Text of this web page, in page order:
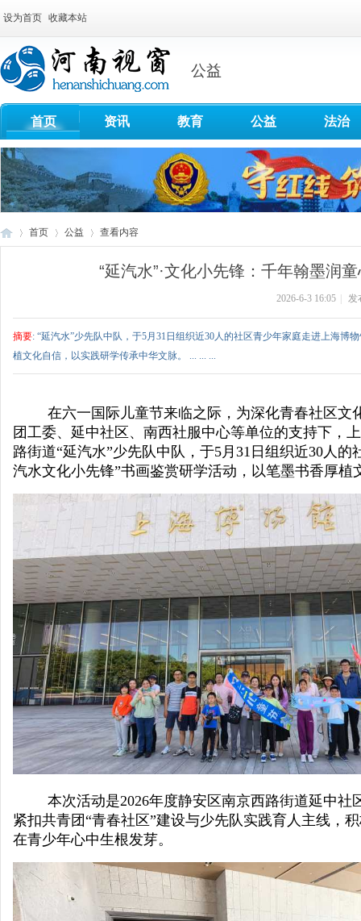
设为首页 收藏本站
公益
首页 资讯 教育 公益 法治
首页 公益 查看内容
“延汽水”·文化小先锋：千年翰墨润
2026-6-3 16:05 发
摘要: “延汽水”少先队中队，于5月31日组织近30人的社区青少年家庭走进上海博
植文化自信，以实践研学传承中华文脉。 ... ... ...
在六一国际儿童节来临之际，为深化青春社区
团工委、延中社区、南西社服中心等单位的支持下，
路街道“延汽水”少先队中队，于5月 31 日组织近30人的
汽水文化小先锋”书画鉴赏研学活动，以笔墨书香厚
本次活动是2026年度静安区南京西路街道延中社
紧扣共青团“青春社区”建设与少先队实践育人主线，
在青少年心中生根发芽。